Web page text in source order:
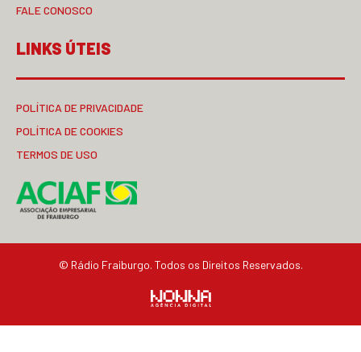
FALE CONOSCO
LINKS ÚTEIS
POLÍTICA DE PRIVACIDADE
POLÍTICA DE COOKIES
TERMOS DE USO
© Rádio Fraiburgo. Todos os Direitos Reservados.